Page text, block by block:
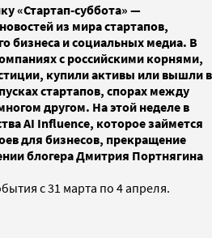
«Стартап-суббота» —
из мира стартапов,
бизнеса и социальных медиа. В
с российскими корнями,
купили активы или вышли в
стартапов, спорах между
другом. На этой неделе в
AI Influence, которое займется
для бизнесов, прекращение
блогера Дмитрия Портнягина
с 31 марта по 4 апреля.